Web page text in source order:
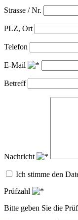
Strasse / Nr.
PLZ, Ort
Telefon
E-Mail
Betreff
Nachricht
Ich stimme den
Prüfzahl
Bitte geben Sie die